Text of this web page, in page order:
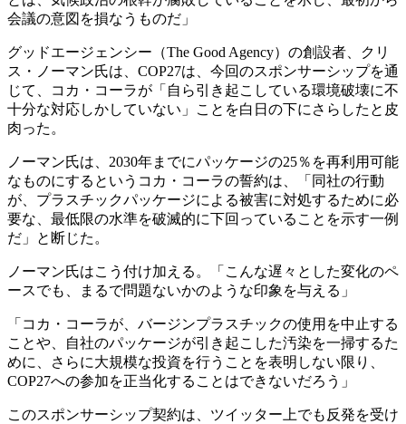
会議の意図を損なうものだ」
グッドエージェンシー（The Good Agency）の創設者、クリ
ス・ノーマン氏は、COP27は、今回のスポンサーシップを通
じて、コカ・コーラが「自ら引き起こしている環境破壊に不
十分な対応しかしていない」ことを白日の下にさらしたと皮
肉った。
ノーマン氏は、2030年までにパッケージの25％を再利用可能
なものにするというコカ・コーラの誓約は、「同社の行動
が、プラスチックパッケージによる被害に対処するために必
要な、最低限の水準を破滅的に下回っていることを示す一例
だ」と断じた。
ノーマン氏はこう付け加える。「こんな遅々とした変化のペ
ースでも、まるで問題ないかのような印象を与える」
「コカ・コーラが、バージンプラスチックの使用を中止する
ことや、自社のパッケージが引き起こした汚染を一掃するた
めに、さらに大規模な投資を行うことを表明しない限り、
COP27への参加を正当化することはできないだろう」
このスポンサーシップ契約は、ツイッター上でも反発を受け